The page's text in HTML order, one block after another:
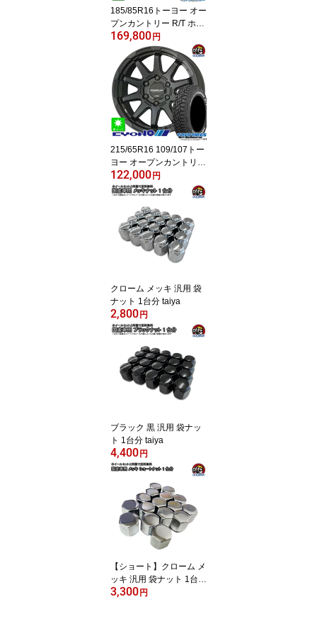
185/85R16トーヨー オー
プンカントリー R/T ホワ
イトレター新品 サマータ
イヤ ホイール4本セット
クリムソン DEAN クロス
カントリー16インチ 5.5J
5H139.7マットブラック
taiya
169,800 円
215/65R16 109/107トー
ヨー オープンカントリー
RTTOYO OPEN COUNT
RY R/Tホワイトレター新
品 サマータイヤ ホイー
ル4本セットKYOHO サ
ーキュラー C10X16イン
チ 6.5J 6H139.7マットブ
ラック taiya
122,000 円
クローム メッキ 汎用 袋
ナット 1台分 taiya
2,800 円
ブラック 黒 汎用 袋ナッ
ト 1台分 taiya
4,400 円
【ショート】クローム メ
ッキ 汎用 袋ナット 1台分
taiya
3,300 円